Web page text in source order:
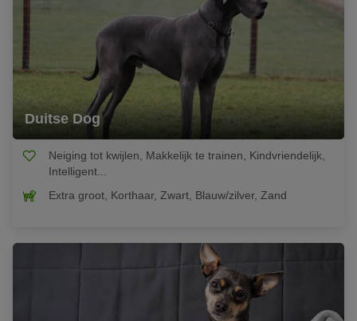
Duitse Dog
Neiging tot kwijlen, Makkelijk te trainen, Kindvriendelijk,
Intelligent...
Extra groot, Korthaar, Zwart, Blauw/zilver, Zand